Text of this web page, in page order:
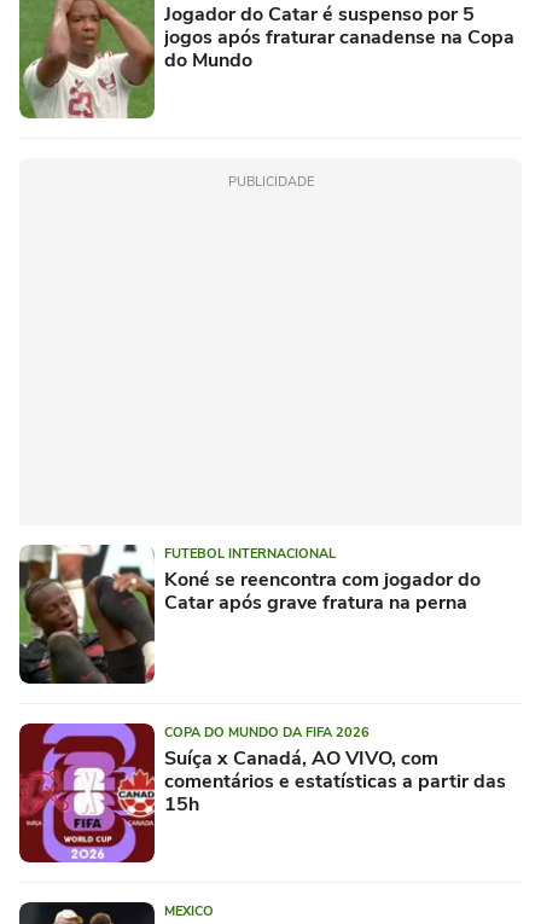
Jogador do Catar é suspenso por 5
jogos após fraturar canadense na Copa
do Mundo
PUBLICIDADE
FUTEBOL INTERNACIONAL
Koné se reencontra com jogador do
Catar após grave fratura na perna
COPA DO MUNDO DA FIFA 2026
Suíça x Canadá, AO VIVO, com
comentários e estatísticas a partir das
15h
MEXICO